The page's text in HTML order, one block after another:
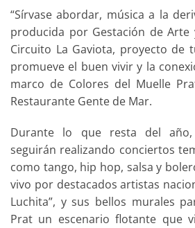
“Sírvase abordar, música a la
producida por Gestación de Arte
Circuito La Gaviota, proyecto de
promueve el buen vivir y la
marco de Colores del Muelle
Restaurante Gente de Mar.
Durante lo que resta del año,
seguirán realizando conciertos
como tango, hip hop, salsa y
vivo por destacados artistas
Luchita”, y sus bellos murales
Prat un escenario flotante que